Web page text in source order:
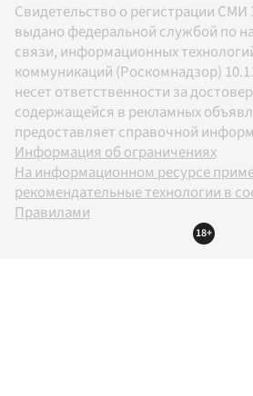
Свидетельство о регистрации
выдано федеральной службой по
связи, информационных
коммуникаций (Роскомнадзор)
несет ответственности за
содержащейся в рекламных
предоставляет справочной
Информация об ограничениях
На информационном ресурсе
рекомендательные технологии в
Правилами
18+